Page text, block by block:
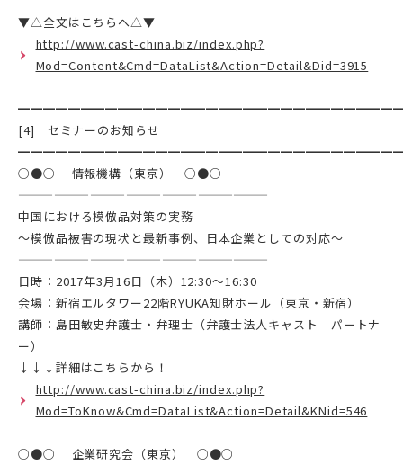
▼△全文はこちらへ△▼
http://www.cast-china.biz/index.php?
Mod=Content&Cmd=DataList&Action=Detail&Did=3915
[4] セミナーのお知らせ
○●○ 情報機構（東京） ○●○
—————————————————————
中国における模倣品対策の実務
～模倣品被害の現状と最新事例、日本企業としての対応～
—————————————————————
日時：2017年3月16日（木）12:30～16:30
会場：新宿エルタワー22階RYUKA知財ホール（東京・新宿）
講師：島田敏史弁護士・弁理士（弁護士法人キャスト パートナ
ー）
↓↓↓詳細はこちらから！
http://www.cast-china.biz/index.php?
Mod=ToKnow&Cmd=DataList&Action=Detail&KNid=546
○●○ 企業研究会（東京） ○●○